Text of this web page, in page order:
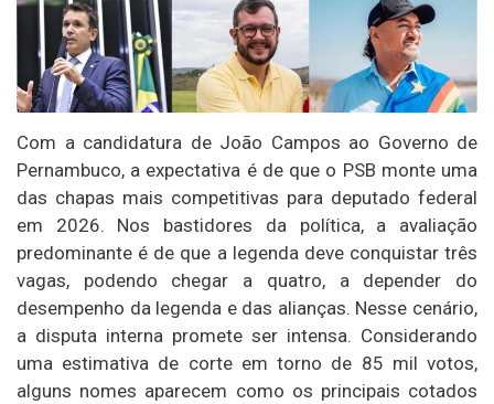
Com a candidatura de João Campos ao Governo de
Pernambuco, a expectativa é de que o PSB monte uma
das chapas mais competitivas para deputado federal
em 2026. Nos bastidores da política, a avaliação
predominante é de que a legenda deve conquistar três
vagas, podendo chegar a quatro, a depender do
desempenho da legenda e das alianças. Nesse cenário,
a disputa interna promete ser intensa. Considerando
uma estimativa de corte em torno de 85 mil votos,
alguns nomes aparecem como os principais cotados